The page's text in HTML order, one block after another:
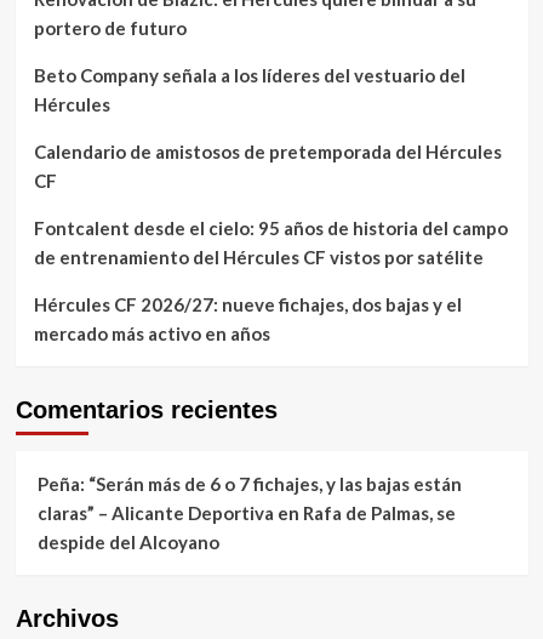
portero de futuro
Beto Company señala a los líderes del vestuario del
Hércules
Calendario de amistosos de pretemporada del Hércules
CF
Fontcalent desde el cielo: 95 años de historia del campo
de entrenamiento del Hércules CF vistos por satélite
Hércules CF 2026/27: nueve fichajes, dos bajas y el
mercado más activo en años
Comentarios recientes
Peña: “Serán más de 6 o 7 fichajes, y las bajas están
claras” – Alicante Deportiva en Rafa de Palmas, se
despide del Alcoyano
Archivos